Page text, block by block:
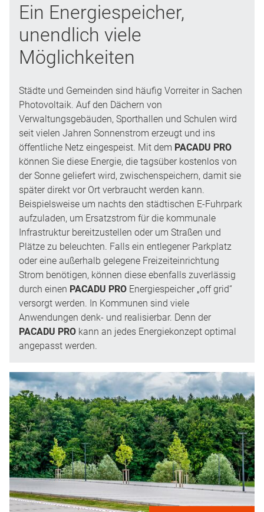
Ein Energiespeicher,
unendlich viele
Möglichkeiten
Städte und Gemeinden sind häufig Vorreiter in Sachen
Photovoltaik. Auf den Dächern von
Verwaltungsgebäuden, Sporthallen und Schulen wird
seit vielen Jahren Sonnenstrom erzeugt und ins
öffentliche Netz eingespeist. Mit dem PACADU PRO
können Sie diese Energie, die tagsüber kostenlos von
der Sonne geliefert wird, zwischenspeichern, damit sie
später direkt vor Ort verbraucht werden kann.
Beispielsweise um nachts den städtischen E-Fuhrpark
aufzuladen, um Ersatzstrom für die kommunale
Infrastruktur bereitzustellen oder um Straßen und
Plätze zu beleuchten. Falls ein entlegener Parkplatz
oder eine außerhalb gelegene Freizeiteinrichtung
Strom benötigen, können diese ebenfalls zuverlässig
durch einen PACADU PRO Energiespeicher „off grid“
versorgt werden. In Kommunen sind viele
Anwendungen denk- und realisierbar. Denn der
PACADU PRO kann an jedes Energiekonzept optimal
angepasst werden.